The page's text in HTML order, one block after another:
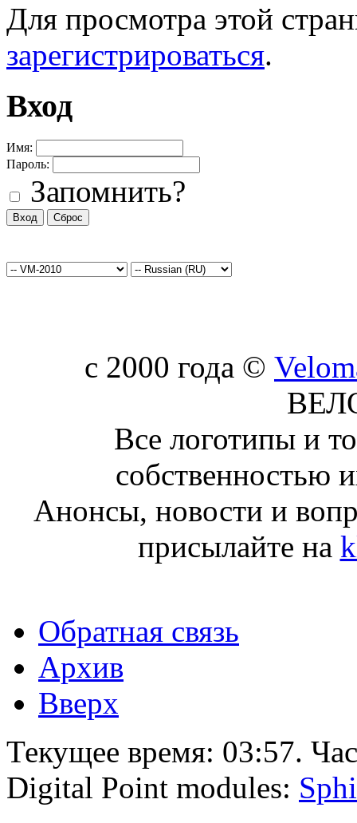
Для просмотра этой
зарегистрироваться.
Вход
Имя:
Пароль:
Запомнить?
c 2000 года ©
Все логотипы и
собственностью
Анонсы, новости и
присылайте на
Обратная связь
Архив
Вверх
Текущее время: 03:57.
Digital Point modules: